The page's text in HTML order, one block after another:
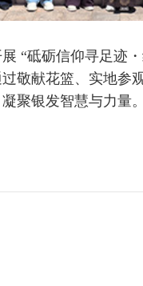
“砥砺信仰寻足迹
敬献花篮、实地参
聚银发智慧与力量。